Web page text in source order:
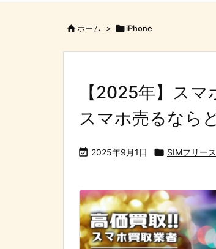
ホーム > iPhone
【2025年】ス
スマホ売るなら
 2025年9月1日  SIMフリー